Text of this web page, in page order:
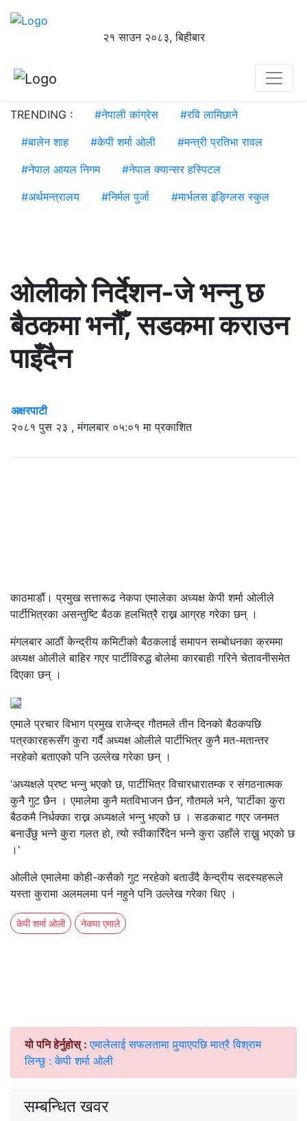
२१ साउन २०८३, बिहीबार
TRENDING : #नेपाली कांग्रेस #रवि लामिछाने
#बालेन शाह #केपी शर्मा ओली #मन्त्री प्रतिभा रावल
#नेपाल आयल निगम #नेपाल क्यान्सर हस्पिटल
#अर्थमन्त्रालय #निर्मल पुर्जा #मार्भलस इङ्ग्लिस स्कुल
ओलीको निर्देशन-जे भन्नु छ
बैठकमा भनौँ, सडकमा कराउन
पाइँदैन
अक्षरपाटी
२०८१ पुस २३ , मंगलबार ०५:०१ मा प्रकाशित
काठमाडौं। प्रमुख सत्तारूढ नेकपा एमालेका अध्यक्ष केपी शर्मा ओ‌लीले
पार्टीभित्रका असन्तुष्टि बैठक हलभित्रै राख्न आग्रह गरेका छन् ।
मंगलबार आठौं केन्द्रीय कमिटीको बैठकलाई समापन सम्बोधनका क्रममा
अध्यक्ष ओलीले बाहिर गएर पार्टीविरुद्ध बोलेमा कारबाही गरिने चेतावनीसमेत
दिएका छन् ।
एमाले प्रचार विभाग प्रमुख राजेन्द्र गौतमले तीन दिनको बैठकपछि
पत्रकारहरूसँग कुरा गर्दै अध्यक्ष ओलीले पार्टीभित्र कुनै मत-मतान्तर
नरहेको बताएको पनि उल्लेख गरेका छन् ।
‘अध्यक्षले प्रष्ट भन्नु भएको छ, पार्टीभित्र विचारधारातम्क र संगठनात्मक
कुनै गुट छैन । एमालेमा कुनै मतविभाजन छैन’, गौतमले भने, ‘पार्टीका कुरा
बैठकमै निर्धक्का राख्न अध्यक्षले भन्नु भएको छ । सडकबाट गएर जनमत
बनाउँछु भन्ने कुरा गलत हो, त्यो स्वीकारिँदेन भन्ने कुरा उहाँले राख्नु भएको छ
।’
‌ओलीले एमालेमा कोही-कसैको गुट नरहेको बताउँदै केन्द्रीय सदस्यहरूले
यस्ता कुरामा अलमलमा पर्न नहुने पनि उल्लेख गरेका थिए ।
केपी शर्मा ओ‌ली नेकपा एमाले
यो पनि हेर्नुहोस् :एमालेलाई सफलतामा पुर्‍याएपछि मात्रै विश्राम
लिन्छु : केपी शर्मा ओली
सम्बन्धित खवर